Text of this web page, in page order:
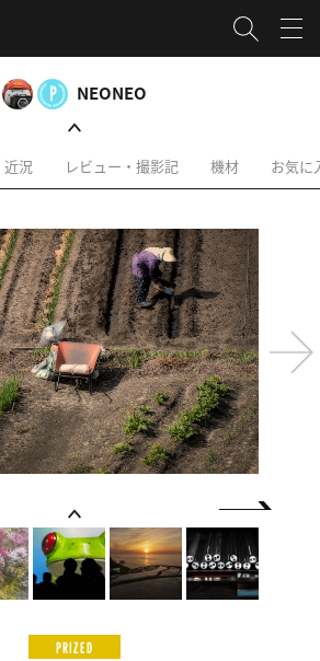
NEONEO
近況 レビュー・撮影記 機材 お気に
PRIZED